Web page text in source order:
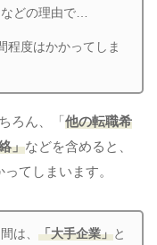
どの理由で…
程度はかかってしま
ろん、「 他の転職希
」などを含めると、
てしまいます。
は、「大手企業」と